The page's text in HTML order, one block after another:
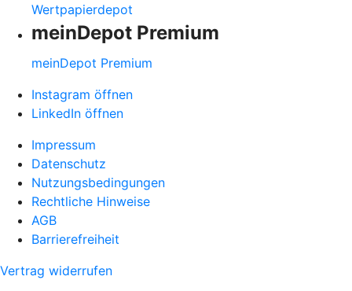
Wertpapierdepot
meinDepot Premium
meinDepot Premium
Instagram öffnen
LinkedIn öffnen
Impressum
Datenschutz
Nutzungsbedingungen
Rechtliche Hinweise
AGB
Barrierefreiheit
Vertrag widerrufen